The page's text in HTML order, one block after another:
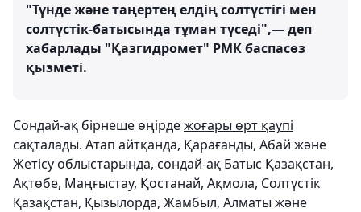
"Түнде және таңертең елдің солтүстігі мен
солтүстік-батысында тұман түседі",— деп
хабарлады "Қазгидромет" РМК баспасөз
қызметі.
Сондай-ақ бірнеше өңірдежоғары өрт қаупі
сақталады. Атап айтқанда, Қарағанды, Абай және
Жетісу облыстарында, сондай-ақ Батыс Қазақстан,
Ақтөбе, Маңғыстау, Қостанай, Ақмола, Солтүстік
Қазақстан, Қызылорда, Жамбыл, Алматы және